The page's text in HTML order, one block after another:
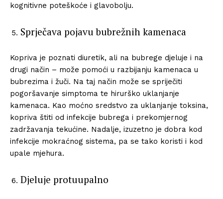
kognitivne poteškoće i glavobolju.
Sprječava pojavu bubrežnih kamenaca
Kopriva je poznati diuretik, ali na bubrege djeluje i na
drugi način – može pomoći u razbijanju kamenaca u
bubrezima i žuči. Na taj način može se spriječiti
pogoršavanje simptoma te hirurško uklanjanje
kamenaca. Kao moćno sredstvo za uklanjanje toksina,
kopriva štiti od infekcije bubrega i prekomjernog
zadržavanja tekućine. Nadalje, izuzetno je dobra kod
infekcije mokraćnog sistema, pa se tako koristi i kod
upale mjehura.
Djeluje protuupalno